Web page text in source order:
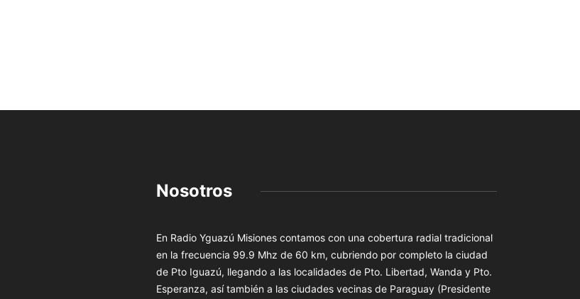
Nosotros
En Radio Yguazú Misiones contamos con una cobertura radial tradicional
en la frecuencia 99.9 Mhz de 60 km, cubriendo por completo la ciudad
de Pto Iguazú, llegando a las localidades de Pto. Libertad, Wanda y Pto.
Esperanza, así también a las ciudades vecinas de Paraguay (Presidente